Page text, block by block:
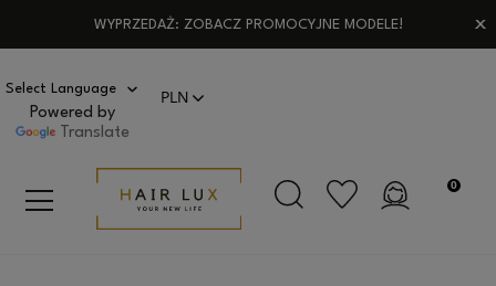
WYPRZEDAŻ: ZOBACZ PROMOCYJNE MODELE!
Powered by
Translate